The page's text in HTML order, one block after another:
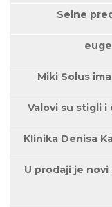
Seine
Miki Solus
Valovi su stigli
Klinika Denisa
U prodaji je